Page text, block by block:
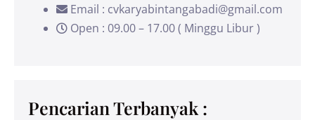
Email : cvkaryabintangabadi@gmail.com
Open : 09.00 – 17.00 ( Minggu Libur )
Pencarian Terbanyak :